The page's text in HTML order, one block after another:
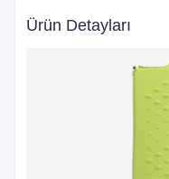
Ürün Detayları